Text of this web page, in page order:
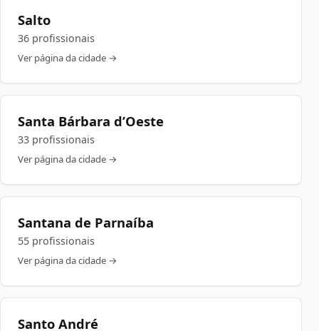
Salto
36 profissionais
Ver página da cidade →
Santa Bárbara d’Oeste
33 profissionais
Ver página da cidade →
Santana de Parnaíba
55 profissionais
Ver página da cidade →
Santo André